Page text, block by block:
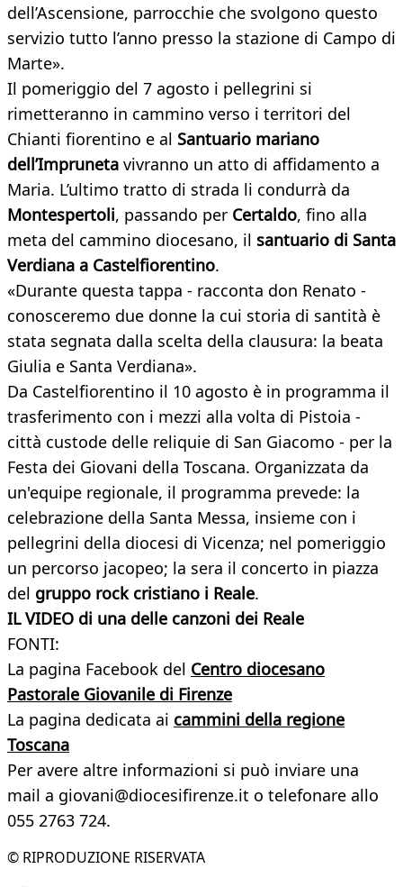
dell’Ascensione, parrocchie che svolgono questo
servizio tutto l’anno presso la stazione di Campo di
Marte».
Il pomeriggio del 7 agosto i pellegrini si
rimetteranno in cammino verso i territori del
Chianti fiorentino e al Santuario mariano
dell’Impruneta vivranno un atto di affidamento a
Maria. L’ultimo tratto di strada li condurrà da
Montespertoli, passando per Certaldo, fino alla
meta del cammino diocesano, il santuario di Santa
Verdiana a Castelfiorentino.
«Durante questa tappa - racconta don Renato -
conosceremo due donne la cui storia di santità è
stata segnata dalla scelta della clausura: la beata
Giulia e Santa Verdiana».
Da Castelfiorentino il 10 agosto è in programma il
trasferimento con i mezzi alla volta di Pistoia -
città custode delle reliquie di San Giacomo - per la
Festa dei Giovani della Toscana. Organizzata da
un'equipe regionale, il programma prevede: la
celebrazione della Santa Messa, insieme con i
pellegrini della diocesi di Vicenza; nel pomeriggio
un percorso jacopeo; la sera il concerto in piazza
del gruppo rock cristiano i Reale.
IL VIDEO di una delle canzoni dei Reale
FONTI:
La pagina Facebook del Centro diocesano
Pastorale Giovanile di Firenze
La pagina dedicata ai cammini della regione
Toscana
Per avere altre informazioni si può inviare una
mail a giovani@diocesifirenze.it o telefonare allo
055 2763 724.
© RIPRODUZIONE RISERVATA